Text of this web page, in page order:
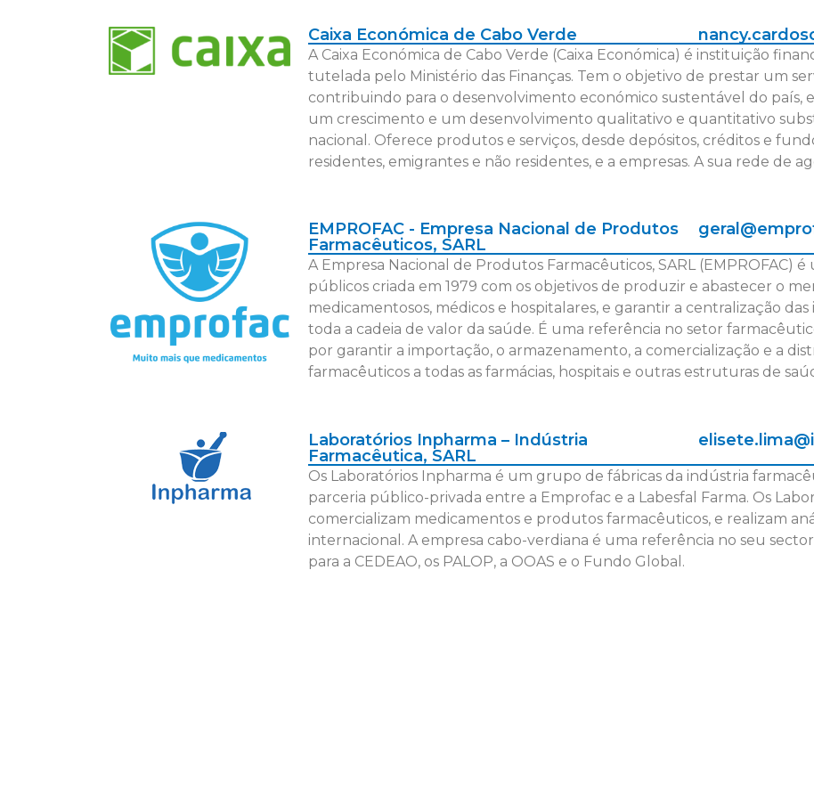
Caixa Económica de Cabo Verde
A Caixa Económica de Cabo Verde (Caixa Económica) é instituição
tutelada pelo Ministério das Finanças. Tem o objetivo de prestar um
contribuindo para o desenvolvimento económico sustentável do país,
um crescimento e um desenvolvimento qualitativo e quantitativo
nacional. Oferece produtos e serviços, desde depósitos, créditos e
residentes, emigrantes e não residentes, e a empresas. A sua rede de
EMPROFAC - Empresa Nacional de Produtos
Farmacêuticos, SARL
A Empresa Nacional de Produtos Farmacêuticos, SARL (EMPROFAC)
públicos criada em 1979 com os objetivos de produzir e abastecer o
medicamentosos, médicos e hospitalares, e garantir a centralização
toda a cadeia de valor da saúde. É uma referência no setor
por garantir a importação, o armazenamento, a comercialização e a
farmacêuticos a todas as farmácias, hospitais e outras estruturas de
Laboratórios Inpharma – Indústria
Farmacêutica, SARL
Os Laboratórios Inpharma é um grupo de fábricas da indústria
parceria público-privada entre a Emprofac e a Labesfal Farma. Os
comercializam medicamentos e produtos farmacêuticos, e realizam
internacional. A empresa cabo-verdiana é uma referência no seu
para a CEDEAO, os PALOP, a OOAS e o Fundo Global.